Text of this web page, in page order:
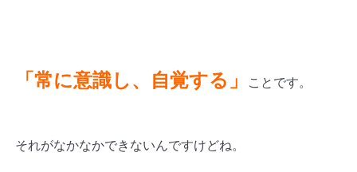
「常に意識し、自覚する」 ことです。
それがなかなかできないんですけどね。